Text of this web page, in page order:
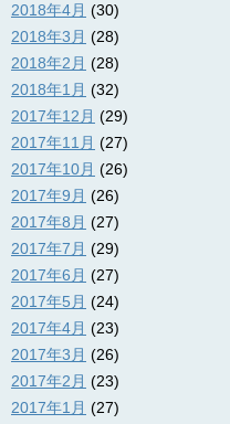
2018年4月 (30)
2018年3月 (28)
2018年2月 (28)
2018年1月 (32)
2017年12月 (29)
2017年11月 (27)
2017年10月 (26)
2017年9月 (26)
2017年8月 (27)
2017年7月 (29)
2017年6月 (27)
2017年5月 (24)
2017年4月 (23)
2017年3月 (26)
2017年2月 (23)
2017年1月 (27)